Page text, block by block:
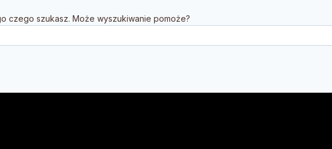
czego szukasz. Może wyszukiwanie pomoże?